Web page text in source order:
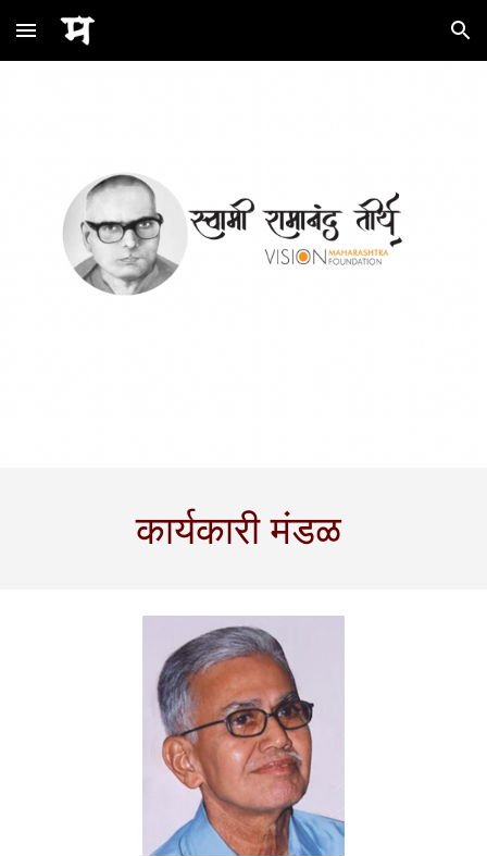
Skip to main content Skip to navigation
कार्यकारी मंडळ